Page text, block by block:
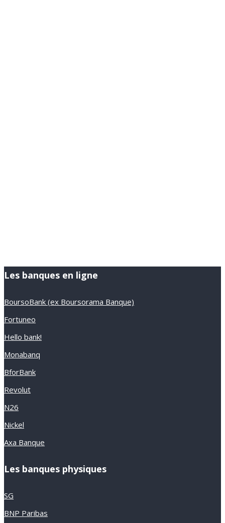
Les banques en ligne
BoursoBank (ex Boursorama Banque)
Fortuneo
Hello bank!
Monabanq
BforBank
Revolut
N26
Nickel
Axa Banque
Les banques physiques
SG
BNP Paribas